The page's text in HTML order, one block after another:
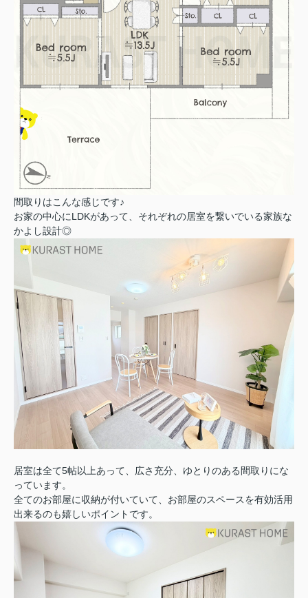
間取りはこんな感じです♪
お家の中心にLDKがあって、それぞれの居室を繋いでいる家族な
かよし設計◎
居室は全て5帖以上あって、広さ充分、ゆとりのある間取りにな
っています。
全てのお部屋に収納が付いていて、お部屋のスペースを有効活用
出来るのも嬉しいポイントです。